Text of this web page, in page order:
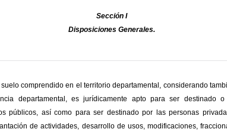
Sección I
Disposiciones Generales.
suelo comprendido en el territorio departamental, considerando
departamental, es jurídicamente apto para ser destinado
públicos, así como para ser destinado por las personas
de actividades, desarrollo de usos, modificaciones,